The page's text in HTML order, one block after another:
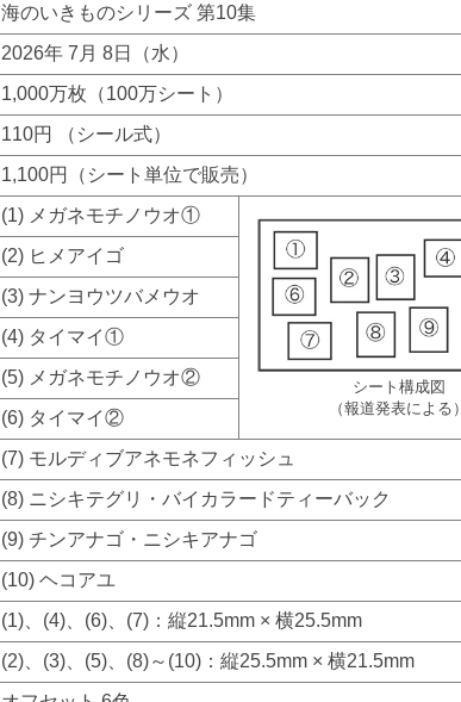
海のいきものシリーズ 第10集
2026年 7月 8日（水）
1,000万枚（100万シート）
110円 （シール式）
1,100円（シート単位で販売）
(1) メガネモチノウオ①
シート構成図
（報道発表による
(2) ヒメアイゴ
(3) ナンヨウツバメウオ
(4) タイマイ①
(5) メガネモチノウオ②
(6) タイマイ②
(7) モルディブアネモネフィッシュ
(8) ニシキテグリ・バイカラードティーバック
(9) チンアナゴ・ニシキアナゴ
(10) ヘコアユ
(1)、(4)、(6)、(7)：縦21.5mm × 横25.5mm
(2)、(3)、(5)、(8)～(10)：縦25.5mm × 横21.5mm